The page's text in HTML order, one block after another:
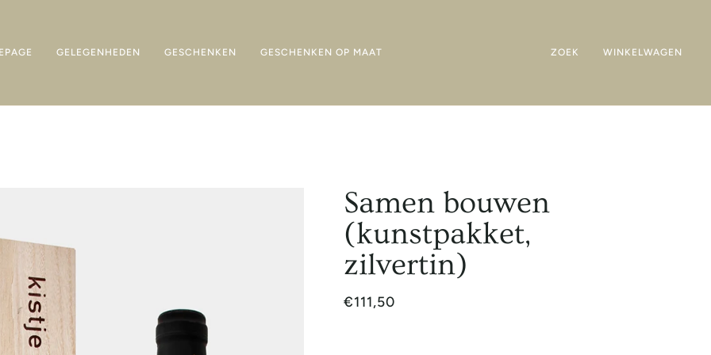
GELEGENHEDEN GESCHENKEN GESCHENKEN OP MAAT ZOEK WINKELWAGEN
Samen bouwen
(kunstpakket,
zilvertin)
€111,50